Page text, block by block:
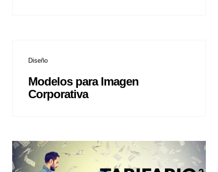
Diseño
Modelos para Imagen
Corporativa